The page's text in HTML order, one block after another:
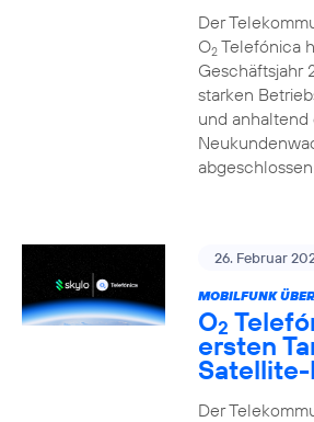
Der
O2Telefónica
Geschäftsjahr
starken
und anhaltend
26. Februar
MOBILFUNK
O2
ersten
Satellite-
Der